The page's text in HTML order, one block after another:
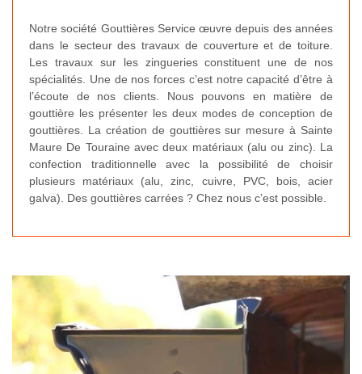
Notre société Gouttières Service œuvre depuis des années
dans le secteur des travaux de couverture et de toiture.
Les travaux sur les zingueries constituent une de nos
spécialités. Une de nos forces c’est notre capacité d’être à
l’écoute de nos clients. Nous pouvons en matière de
gouttière les présenter les deux modes de conception de
gouttières. La création de gouttières sur mesure à Sainte
Maure De Touraine avec deux matériaux (alu ou zinc). La
confection traditionnelle avec la possibilité de choisir
plusieurs matériaux (alu, zinc, cuivre, PVC, bois, acier
galva). Des gouttières carrées ? Chez nous c’est possible.